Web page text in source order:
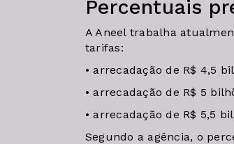
Percentuais
A Aneel trabalha
tarifas:
• arrecadação de R$ 4,5
• arrecadação de R$ 5
• arrecadação de R$ 5,5
Segundo a agência, o